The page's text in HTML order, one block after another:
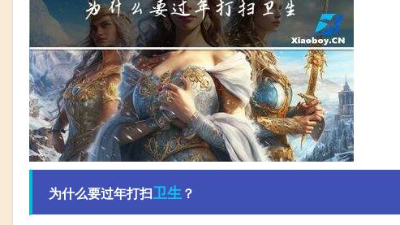
为什么要过年打扫卫生？